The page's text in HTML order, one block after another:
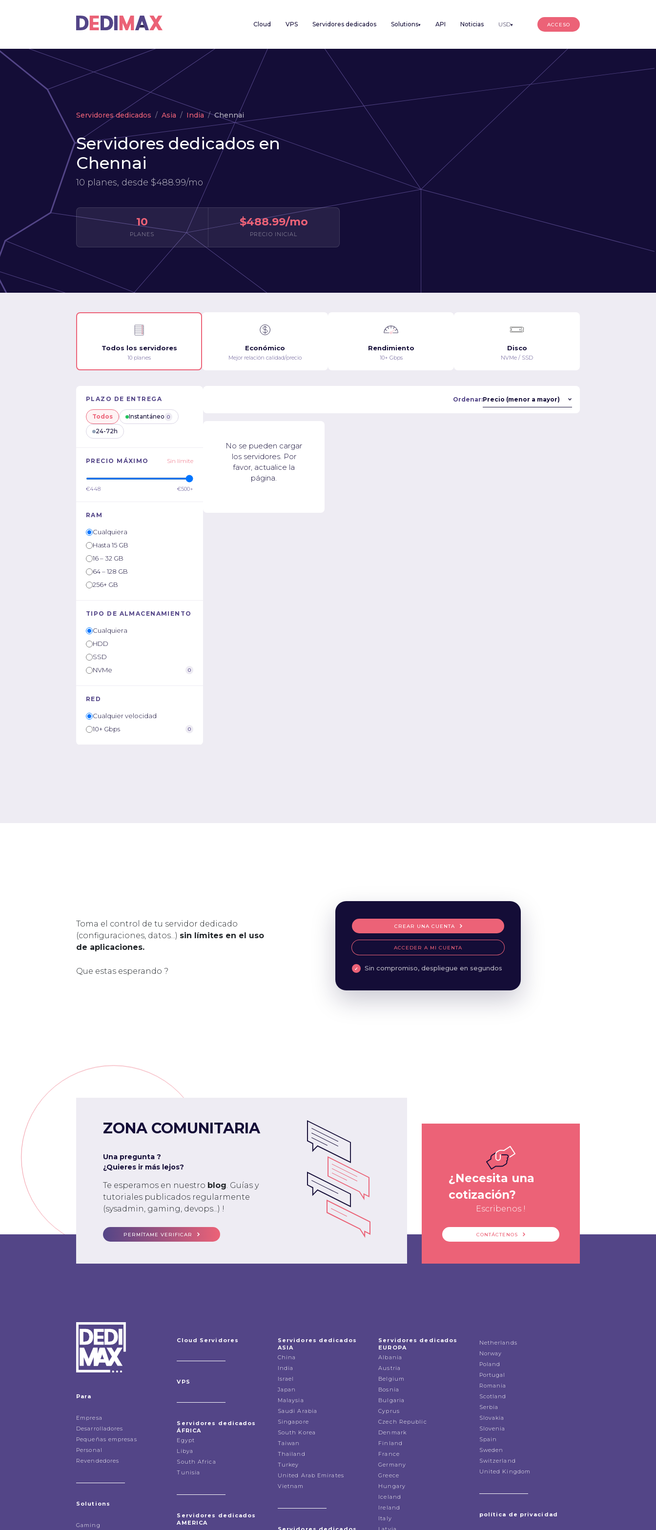
Cloud VPS Servidores dedicados Solutions▾ API Noticias USD▾ ACCESO
Servidores dedicados Asia India Chennai
Servidores dedicados en
Chennai
10 planes, desde $488.99/mo
10
PLANES
$488.99/mo
PRECIO INICIAL
Todos los servidores
10 planes
Económico
Mejor relación calidad/precio
Rendimiento
10+ Gbps
Disco
NVMe / SSD
PLAZO DE ENTREGA
Todos Instantáneo 0
24-72h
PRECIO MÁXIMO Sin límite
€448 €500+
RAM
Cualquiera
Hasta 15 GB
16 – 32 GB
64 – 128 GB
256+ GB
TIPO DE ALMACENAMIENTO
Cualquiera
HDD
SSD
NVMe
0
RED
Cualquier velocidad
10+ Gbps
0
Ordenar:
No se pueden cargar
los servidores. Por
favor, actualice la
página.
Toma el control de tu servidor dedicado
(configuraciones, datos...) sin límites en el uso
de aplicaciones.
Que estas esperando ?
CREAR UNA CUENTA
ACCEDER A MI CUENTA
Sin compromiso, despliegue en segundos
ZONA COMUNITARIA
Una pregunta ?
¿Quieres ir más lejos?
Te esperamos en nuestro blog. Guías y
tutoriales publicados regularmente
(sysadmin, gaming, devops...) !
PERMÍTAME VERIFICAR
¿Necesita una
cotización?
Escribenos !
CONTÁCTENOS
Para
Empresa
Desarrolladores
Pequeñas empresas
Personal
Revendedores
Solutions
Gaming
Cloud Servidores
VPS
Servidores dedicados
ÁFRICA
Egypt
Libya
South Africa
Tunisia
Servidores dedicados
AMERICA
Servidores dedicados
ASIA
China
India
Israel
Japan
Malaysia
Saudi Arabia
Singapore
South Korea
Taiwan
Thailand
Turkey
United Arab Emirates
Vietnam
Servidores dedicados
EUROPA
Albania
Austria
Belgium
Bosnia
Bulgaria
Cyprus
Czech Republic
Denmark
Finland
France
Germany
Greece
Hungary
Iceland
Ireland
Italy
Netherlands
Norway
Poland
Portugal
Romania
Scotland
Serbia
Slovakia
Slovenia
Spain
Sweden
Switzerland
United Kingdom
política de privacidad